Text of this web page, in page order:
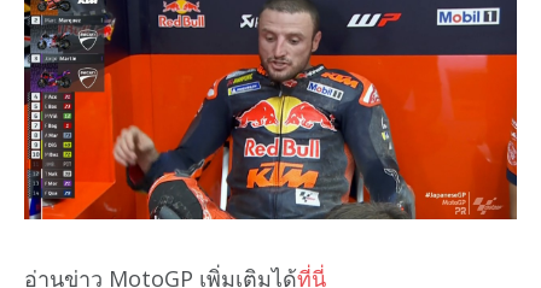
อ่านข่าว MotoGP เพิ่มเติมได้ที่นี่